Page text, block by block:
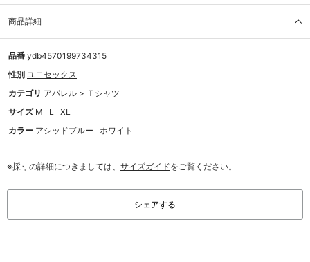
商品詳細
品番 ydb4570199734315
性別 ユニセックス
カテゴリ アパレル > Ｔシャツ
サイズ M L
XL
カラー アシッドブルー ホワイト
※採寸の詳細につきましては、 サイズガイドをご覧ください。
シェアする